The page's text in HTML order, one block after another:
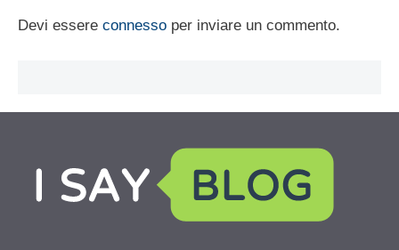
Devi essere connesso per inviare un commento.